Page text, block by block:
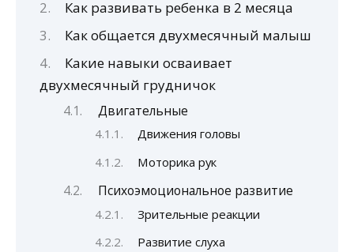
Как развивать ребенка в 2 месяца
Как общается двухмесячный малыш
Какие навыки осваивает
двухмесячный грудничок
Двигательные
Движения головы
Моторика рук
Психоэмоциональное развитие
Зрительные реакции
Развитие слуха